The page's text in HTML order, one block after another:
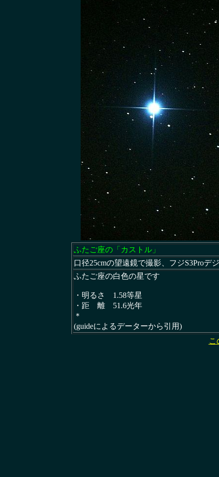
ふたご座の「カストル」
口径25cmの望遠鏡で撮影、フジS3Proデ
ふたご座の白色の星です
・明るさ 1.58等星
・距 離 51.6光年
＊
(guideによるデーターから引用)
こ